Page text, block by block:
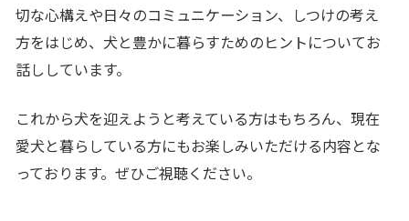
切な心構えや日々のコミュニケーション、しつけの考え
方をはじめ、犬と豊かに暮らすためのヒントについてお
話ししています。
これから犬を迎えようと考えている方はもちろん、現在
愛犬と暮らしている方にもお楽しみいただける内容とな
っております。ぜひご視聴ください。